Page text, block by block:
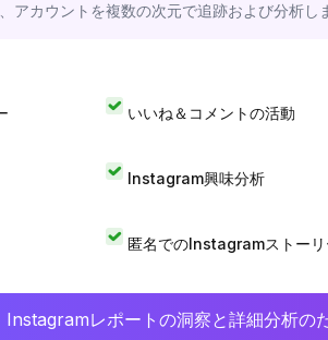
アカウントを複数の次元で追跡および分析し
いいね＆コメントの活動
Instagram興味分析
匿名でのInstagramストーリ
Instagramレポートの洞察と詳細分析の